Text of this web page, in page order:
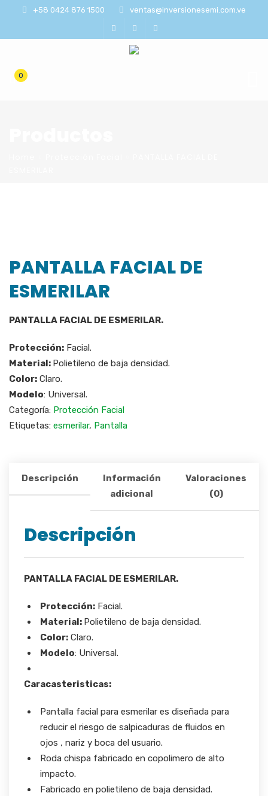
+58 0424 876 1500 ventas@inversionesemi.com.ve
0
PANTALLA FACIAL DE
ESMERILAR
PANTALLA FACIAL DE ESMERILAR.
Protección: Facial.
Material: Polietileno de baja densidad.
Color: Claro.
Modelo: Universal.
Categoría: Protección Facial
Etiquetas: esmerilar, Pantalla
Descripción
Información
adicional
Valoraciones
(0)
Descripción
PANTALLA FACIAL DE ESMERILAR.
Protección: Facial.
Material: Polietileno de baja densidad.
Color: Claro.
Modelo: Universal.
Caracasteristicas:
Pantalla facial para esmerilar es diseñada para
reducir el riesgo de salpicaduras de fluidos en
ojos , nariz y boca del usuario.
Roda chispa fabricado en copolimero de alto
impacto.
Fabricado en polietileno de baja densidad.